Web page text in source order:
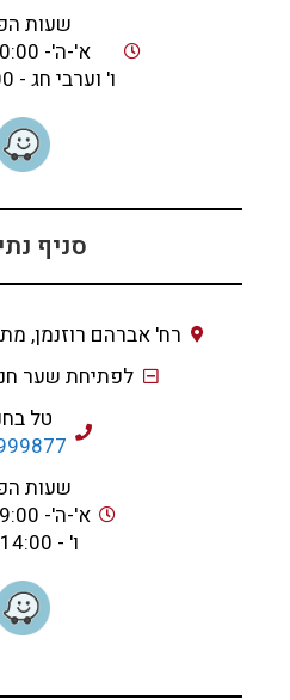
שעות
א'-ה'- 10:00-20:00
ו' וערבי חג - 09:00-14:00
סניף
רח' אברהם רוזנמן,
לפתיחת שער
טל
שעות
א'-ה'- 10:00-19:00
ו' - 10:00-14:00